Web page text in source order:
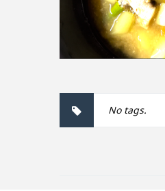
No tags.